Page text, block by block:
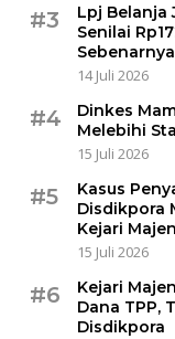
#3
Lpj Belanja
Senilai
Sebenarnya
14 Juli 2026
#4
Dinkes
Melebihi
15 Juli 2026
#5
Kasus
Disdikpora
Kejari
15 Juli 2026
#6
Kejari
Dana TPP,
Disdikpora